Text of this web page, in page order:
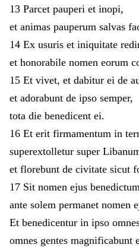
13 Parcet pauperi et inopi,
et animas pauperum salvas
14 Ex usuris et iniquitate
et honorabile nomen eorum
15 Et vivet, et dabitur ei de
et adorabunt de ipso semper,
tota die benedicent ei.
16 Et erit firmamentum in
superextolletur super
et florebunt de civitate sicut
17 Sit nomen ejus benedictum
ante solem permanet nomen
Et benedicentur in ipso
omnes gentes magnificabunt